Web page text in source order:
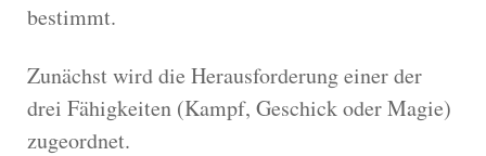
bestimmt.
Zunächst wird die Herausforderung einer der
drei Fähigkeiten (Kampf, Geschick oder Magie)
zugeordnet.